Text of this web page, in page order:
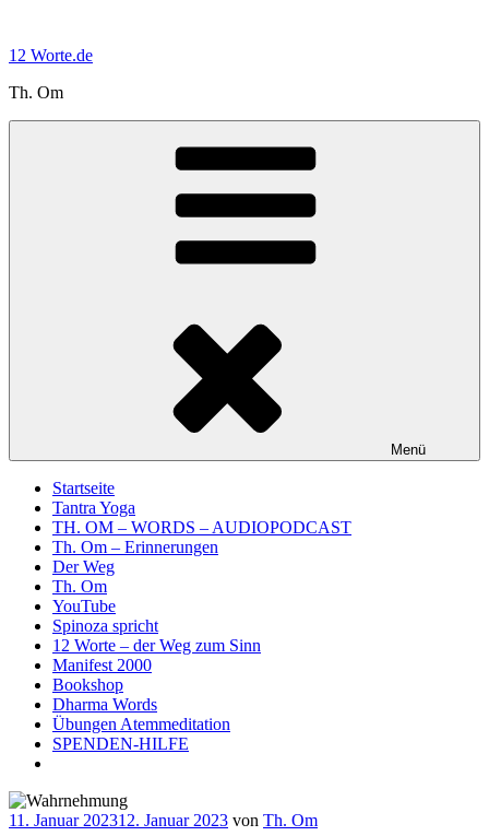
springen
12 Worte.de
Th. Om
Menü
Startseite
Tantra Yoga
TH. OM – WORDS – AUDIOPODCAST
Th. Om – Erinnerungen
Der Weg
Th. Om
YouTube
Spinoza spricht
12 Worte – der Weg zum Sinn
Manifest 2000
Bookshop
Dharma Words
Übungen Atemmeditation
SPENDEN-HILFE
Veröffentlicht
11. Januar 202312. Januar 2023 von Th. Om